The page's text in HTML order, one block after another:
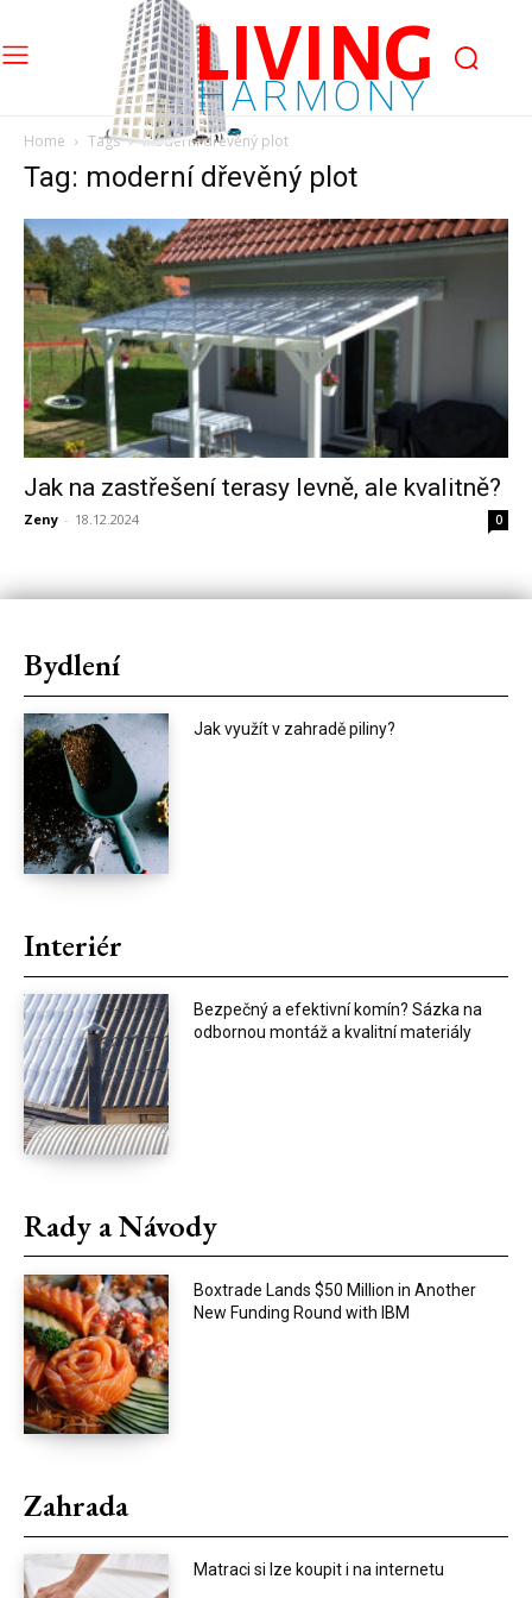
LIVING
HARMONY
Home Tags Moderní dřevěný plot
Tag: moderní dřevěný plot
Jak na zastřešení terasy levně, ale kvalitně?
Zeny - 18.12.2024 0
Bydlení
Jak využít v zahradě piliny?
Interiér
Bezpečný a efektivní komín? Sázka na
odbornou montáž a kvalitní materiály
Rady a Návody
Boxtrade Lands $50 Million in Another
New Funding Round with IBM
Zahrada
Matraci si lze koupit i na internetu